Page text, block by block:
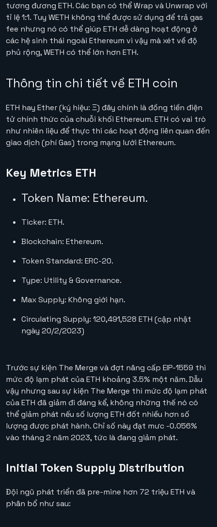
tương đương ETH. Các bạn có thể Wrap và Unwrap với
tỉ lệ 1:1. Tuy WETH không thể được sử dụng để trả gas
fee nhưng nó có thể giúp ETH dễ dàng hoạt động ở
các hệ sinh thái ngoài Ethereum vì vậy mà xét về độ
phủ rộng, WETH có thể lớn hơn ETH.
Thông tin chi tiết về ETH coin
ETH hay Ether (ký hiệu: Ξ) đây chính là đồng tiền điện
tử chính thức của chuỗi khối Ethereum. ETH có vai trò
như nhiên liệu để thực thi các hoạt động liên quan đến
giao dịch (phí Gas) trong mạng lưới Ethereum.
Key Metrics ETH
Token Name: Ethereum.
Ticker: ETH.
Blockchain: Ethereum.
Token Standard: ERC-20.
Type: Utility & Governance.
Max Supply: Không giới hạn.
Circulating Supply: 120,491,528 ETH (cập nhật
ngày 20/2/2023)
Trước sự kiện The Merge và đợt nâng cấp EIP-1559 thì
mức độ lạm phát của ETH khoảng 3.5% một năm. Dẫu
vậy nhưng sau sự kiện The Merge thì mức độ lạm phát
của ETH đã giảm đi đáng kể, không những thế nó có
thể giảm phát nếu số lượng ETH đốt nhiều hơn số
lượng được phát hành. Chỉ số này đạt mưc -0.056%
vào tháng 2 năm 2023, tức là đang giảm phát.
Initial Token Supply Distribution
Đội ngũ phát triển đã pre-mine hơn 72 triệu ETH và
phân bổ như sau: